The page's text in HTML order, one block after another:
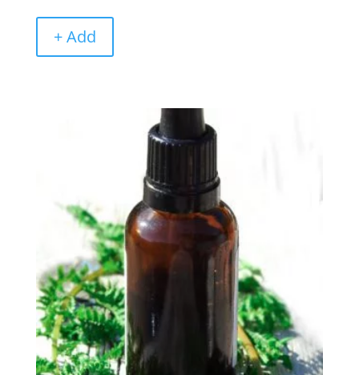
initial
était :
+ Add